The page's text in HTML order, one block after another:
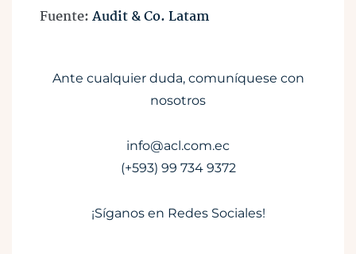
Fuente:Audit & Co. Latam
Ante cualquier duda, comuníquese con
nosotros
info@acl.com.ec
(+593) 99 734 9372
¡Síganos en Redes Sociales!